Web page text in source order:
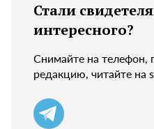
Стали
интересного?
Снимайте на телефон,
редакцию, читайте на